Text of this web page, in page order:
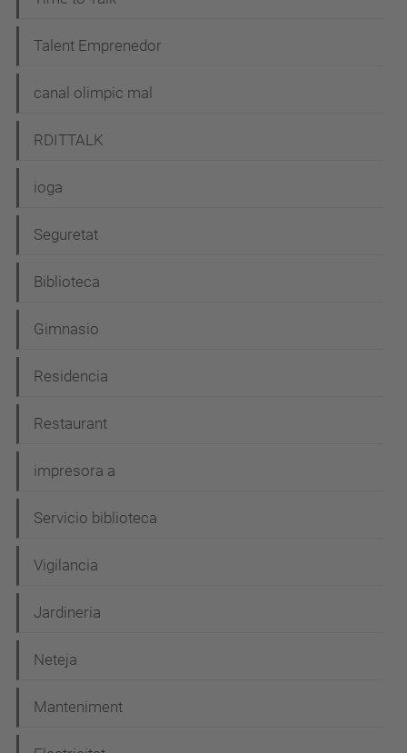
Talent Emprenedor
canal olimpic mal
RDITTALK
ioga
Seguretat
Biblioteca
Gimnasio
Residencia
Restaurant
impresora a
Servicio biblioteca
Vigilancia
Jardineria
Neteja
Manteniment